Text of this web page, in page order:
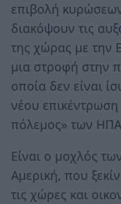
επιβολή
διακόψουν τις
της χώρας με την
μια στροφή στην
οποία δεν είναι
νέου
πόλεμος» των
Είναι ο μοχλός
Αμερική, που
τις χώρες και